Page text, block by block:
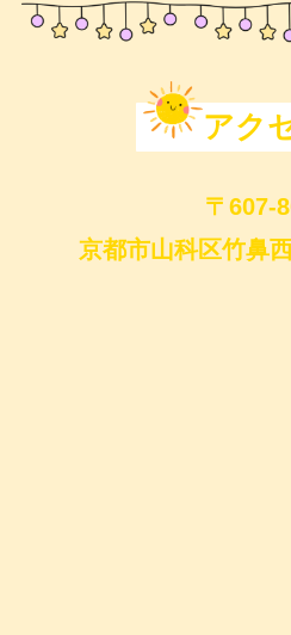
アク
〒607-
京都市山科区竹鼻